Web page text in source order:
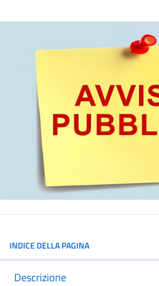
INDICE DELLA PAGINA
Descrizione